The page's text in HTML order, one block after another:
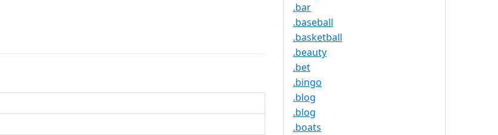
.bar
.baseball
.basketball
.beauty
.bet
.bingo
.blog
.blog
.boats